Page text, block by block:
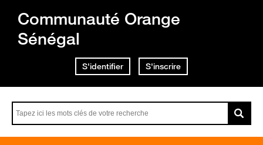
Communauté Orange
Sénégal
S'identifier S'inscrire